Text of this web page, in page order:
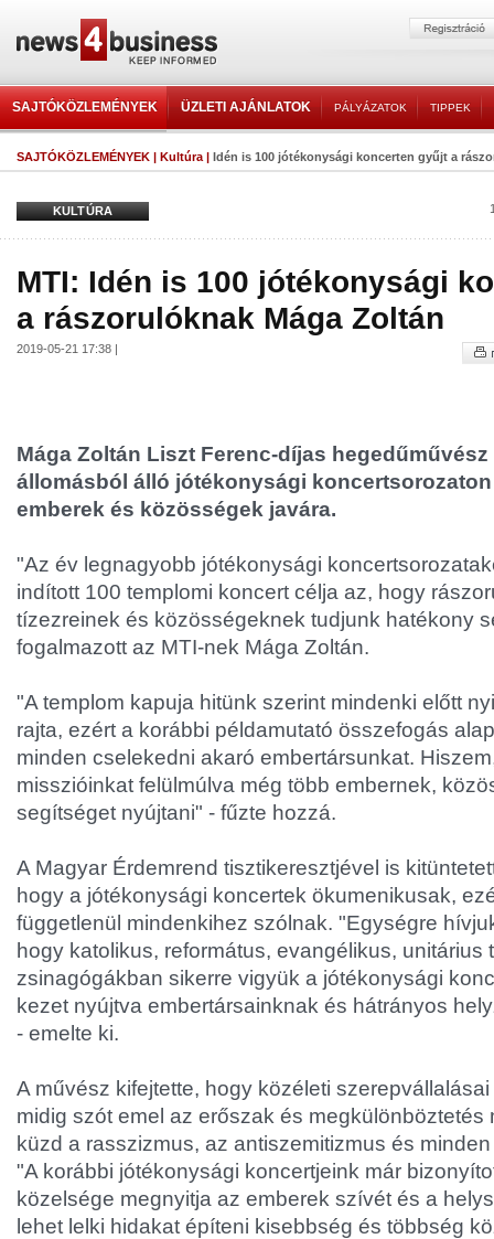
SAJTÓKÖZLEMÉNYEK ÜZLETI AJÁNLATOK PÁLYÁZATOK TIPPEK
SAJTÓKÖZLEMÉNYEK | Kultúra | Idén is 100 jótékonysági koncerten gyűjt a
KULTÚRA
MTI: Idén is 100 jótékonysági
a rászorulóknak Mága Zoltán
2019-05-21 17:38 |
Mága Zoltán Liszt Ferenc-díjas hegedűművész
állomásból álló jótékonysági
emberek és közösségek javára.
"Az év legnagyobb jótékonysági
indított 100 templomi koncert célja az, hogy
tízezreinek és közösségeknek tudjunk hatékony
fogalmazott az MTI-nek Mága Zoltán.
"A templom kapuja hitünk szerint mindenki előtt
rajta, ezért a korábbi példamutató összefogás
minden cselekedni akaró embertársunkat.
misszióinkat felülmúlva még több embernek,
segítséget nyújtani" - fűzte hozzá.
A Magyar Érdemrend tisztikeresztjével is
hogy a jótékonysági koncertek ökumenikusak,
függetlenül mindenkihez szólnak. "Egységre
hogy katolikus, református, evangélikus, unitárius
zsinagógákban sikerre vigyük a jótékonysági
kezet nyújtva embertársainknak és hátrányos
- emelte ki.
A művész kifejtette, hogy közéleti
midig szót emel az erőszak és megkülönböztetés
küzd a rasszizmus, az antiszemitizmus és
"A korábbi jótékonysági koncertjeink már
közelsége megnyitja az emberek szívét és a
lehet lelki hidakat építeni kisebbség és többség